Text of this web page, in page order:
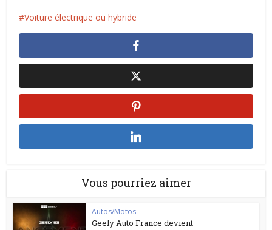
Voiture électrique ou hybride
Vous pourriez aimer
Autos/Motos
Geely Auto France devient